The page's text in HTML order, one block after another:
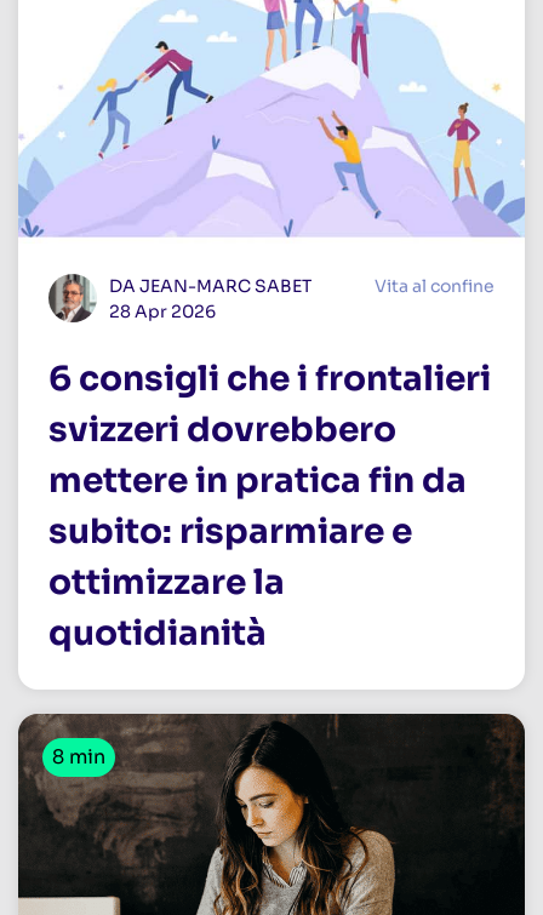
DA JEAN-MARC SABET
28 Apr 2026
Vita al confine
6 consigli che i frontalieri
svizzeri dovrebbero
mettere in pratica fin da
subito: risparmiare e
ottimizzare la
quotidianità
8 min